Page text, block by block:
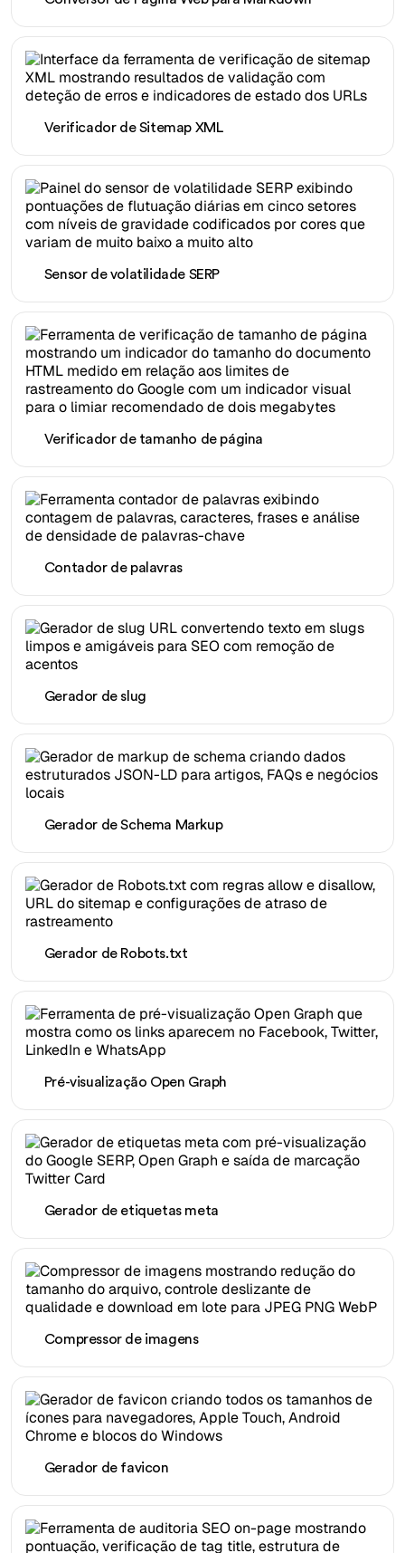
Verificador de Sitemap XML
Sensor de volatilidade SERP
Verificador de tamanho de página
Contador de palavras
Gerador de slug
Gerador de Schema Markup
Gerador de Robots.txt
Pré-visualização Open Graph
Gerador de etiquetas meta
Compressor de imagens
Gerador de favicon